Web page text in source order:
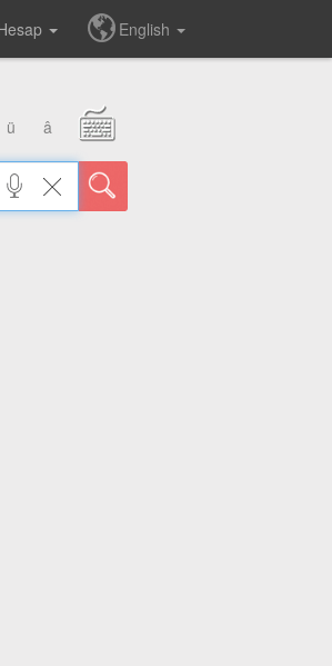
English
ü â